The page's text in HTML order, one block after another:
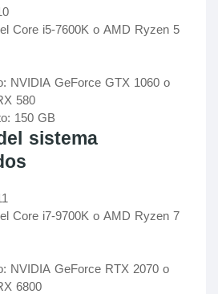
Core i5-7600K o AMD Ryzen 5
NVIDIA GeForce GTX 1060 o
580
150 GB
sistema
Core i7-9700K o AMD Ryzen 7
NVIDIA GeForce RTX 2070 o
6800